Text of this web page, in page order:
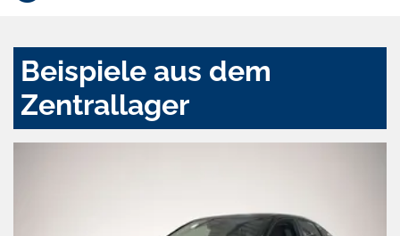
Beispiele aus dem
Zentrallager